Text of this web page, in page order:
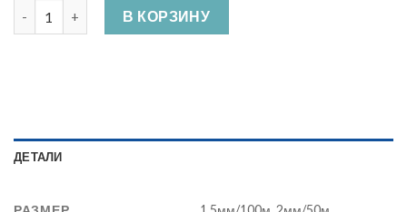
Количество Шнур кручёный полипропиленовый (катушка) ,
В КОРЗИНУ
ДЕТАЛИ